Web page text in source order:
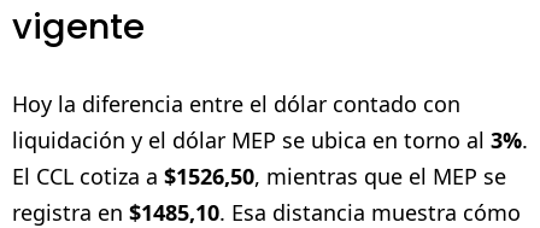
vigente
Hoy la diferencia entre el dólar contado con
liquidación y el dólar MEP se ubica en torno al 3%.
El CCL cotiza a $1526,50, mientras que el MEP se
registra en $1485,10. Esa distancia muestra cómo